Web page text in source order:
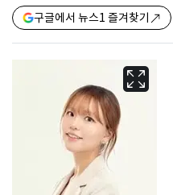
구글에서 뉴스1 즐겨찾기